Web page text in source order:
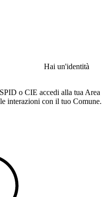
Hai un'identità
o CIE accedi alla tua Area
interazioni con il tuo Comune.